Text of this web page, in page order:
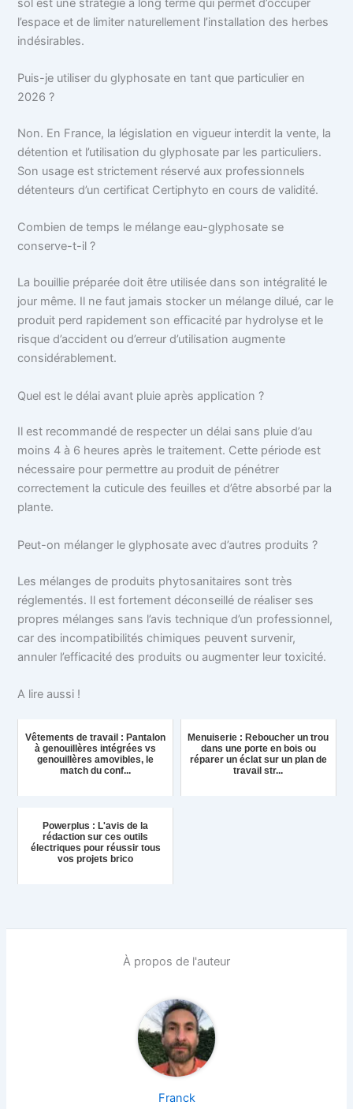
sol est une stratégie à long terme qui permet d’occuper
l’espace et de limiter naturellement l’installation des herbes
indésirables.
Puis-je utiliser du glyphosate en tant que particulier en
2026 ?
Non. En France, la législation en vigueur interdit la vente, la
détention et l’utilisation du glyphosate par les particuliers.
Son usage est strictement réservé aux professionnels
détenteurs d’un certificat Certiphyto en cours de validité.
Combien de temps le mélange eau-glyphosate se
conserve-t-il ?
La bouillie préparée doit être utilisée dans son intégralité le
jour même. Il ne faut jamais stocker un mélange dilué, car le
produit perd rapidement son efficacité par hydrolyse et le
risque d’accident ou d’erreur d’utilisation augmente
considérablement.
Quel est le délai avant pluie après application ?
Il est recommandé de respecter un délai sans pluie d’au
moins 4 à 6 heures après le traitement. Cette période est
nécessaire pour permettre au produit de pénétrer
correctement la cuticule des feuilles et d’être absorbé par la
plante.
Peut-on mélanger le glyphosate avec d’autres produits ?
Les mélanges de produits phytosanitaires sont très
réglementés. Il est fortement déconseillé de réaliser ses
propres mélanges sans l’avis technique d’un professionnel,
car des incompatibilités chimiques peuvent survenir,
annuler l’efficacité des produits ou augmenter leur toxicité.
A lire aussi !
Vêtements de travail : Pantalon
à genouillères intégrées vs
genouillères amovibles, le
match du conf...
Menuiserie : Reboucher un trou
dans une porte en bois ou
réparer un éclat sur un plan de
travail str...
Powerplus : L'avis de la
rédaction sur ces outils
électriques pour réussir tous
vos projets brico
À propos de l'auteur
Franck